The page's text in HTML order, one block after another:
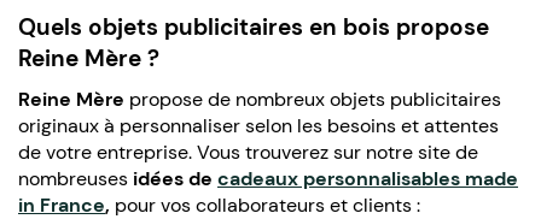
Quels objets publicitaires en bois propose
Reine Mère ?
Reine Mère propose de nombreux objets publicitaires
originaux à personnaliser selon les besoins et attentes
de votre entreprise. Vous trouverez sur notre site de
nombreuses idées de cadeaux personnalisables made
in France, pour vos collaborateurs et clients :